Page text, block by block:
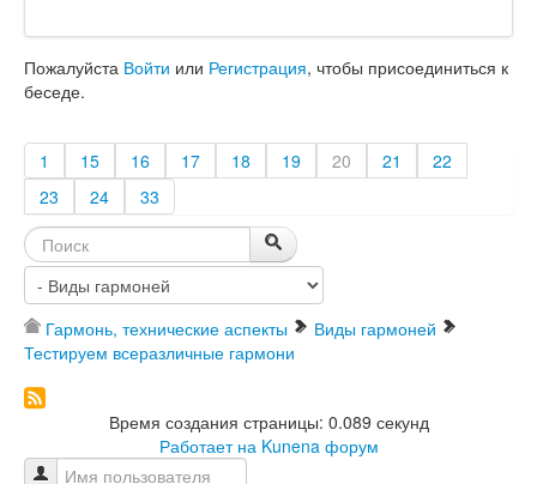
Пожалуйста Войти или Регистрация, чтобы присоединиться к
беседе.
1 15 16 17 18 19 20 21
22
23
24 33
Гармонь, технические аспекты
Виды гармоней
Тестируем всеразличные гармони
Время создания страницы: 0.089 секунд
Работает на Kunena форум